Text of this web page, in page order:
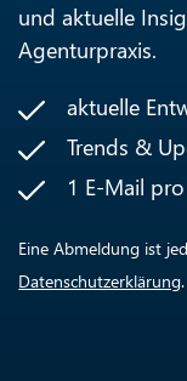
und aktuelle
Agenturpraxis.
aktuelle
Trends &
1 E-Mail
Eine Abmeldung ist
Datenschutzerklärung.